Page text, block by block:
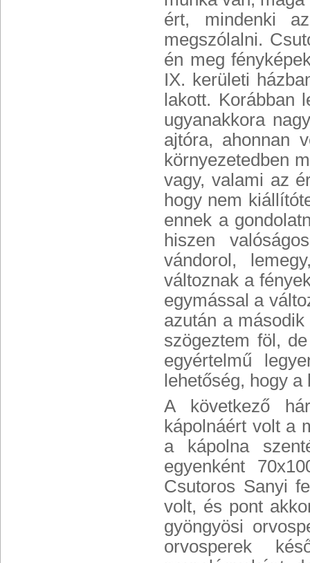
ért, mindenki
megszólalni.
én meg
IX. kerületi
lakott. Korábban
ugyanakkora
ajtóra, ahonnan
környezetedben
vagy, valami az
hogy nem
ennek a
hiszen
vándorol,
változnak a
egymással a
azután a
szögeztem föl,
egyértelmű
lehetőség, hogy
A következő
kápolnáért volt a
a kápolna
egyenként
Csutoros Sanyi
volt, és pont
gyöngyösi
orvosperek